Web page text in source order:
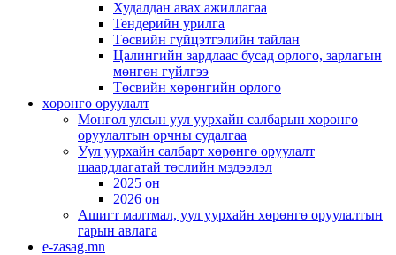
Худалдан авах ажиллагаа
Тендерийн урилга
Төсвийн гүйцэтгэлийн тайлан
Цалингийн зардлаас бусад орлого, зарлагын
мөнгөн гүйлгээ
Төсвийн хөрөнгийн орлого
хөрөнгө оруулалт
Монгол улсын уул уурхайн салбарын хөрөнгө
оруулалтын орчны судалгаа
Уул уурхайн салбарт хөрөнгө оруулалт
шаардлагатай төслийн мэдээлэл
2025 он
2026 он
Ашигт малтмал, уул уурхайн хөрөнгө оруулалтын
гарын авлага
e-zasag.mn